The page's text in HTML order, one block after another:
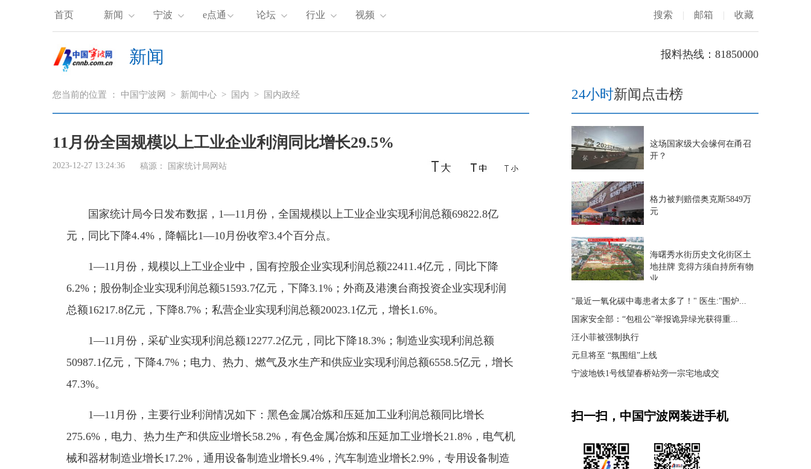
首页 新闻 宁波 e点通 论坛 行业 视频 搜索 | 邮箱 | 收藏
新闻 报料热线：81850000
您当前的位置 ： 中国宁波网 > 新闻中心 > 国内 > 国内政经
11月份全国规模以上工业企业利润同比增长29.5%
2023-12-27 13:24:36 稿源： 国家统计局网站
国家统计局今日发布数据，1—11月份，全国规模以上工业企业实现利润总额69822.8亿
元，同比下降4.4%，降幅比1—10月份收窄3.4个百分点。
1—11月份，规模以上工业企业中，国有控股企业实现利润总额22411.4亿元，同比下降
6.2%；股份制企业实现利润总额51593.7亿元，下降3.1%；外商及港澳台商投资企业实现利润
总额16217.8亿元，下降8.7%；私营企业实现利润总额20023.1亿元，增长1.6%。
1—11月份，采矿业实现利润总额12277.2亿元，同比下降18.3%；制造业实现利润总额
50987.1亿元，下降4.7%；电力、热力、燃气及水生产和供应业实现利润总额6558.5亿元，增长
47.3%。
1—11月份，主要行业利润情况如下：黑色金属冶炼和压延加工业利润总额同比增长
275.6%，电力、热力生产和供应业增长58.2%，有色金属冶炼和压延加工业增长21.8%，电气机
械和器材制造业增长17.2%，通用设备制造业增长9.4%，汽车制造业增长2.9%，专用设备制造
24小时新闻点击榜
这场国家级大会缘何在甬召
开？
格力被判赔偿奥克斯5849万
元
海曙秀水街历史文化街区土
地挂牌 竞得方须自持所有物
业
"最近一氧化碳中毒患者太多了！" 医生:"围炉...
国家安全部：“包租公”举报诡异绿光获得重...
汪小菲被强制执行
元旦将至 “氛围组”上线
宁波地铁1号线望春桥站旁一宗宅地成交
扫一扫，中国宁波网装进手机